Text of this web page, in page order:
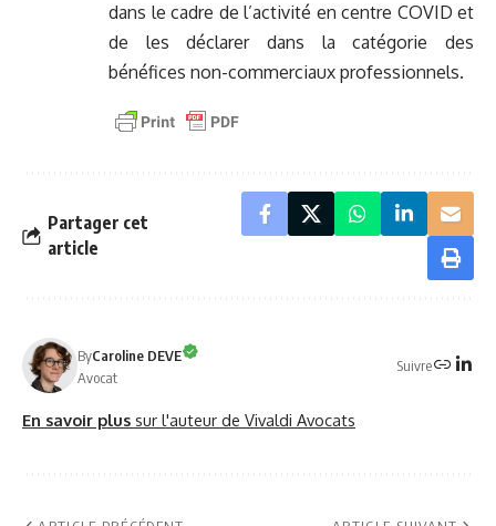
dans le cadre de l’activité en centre COVID et
de les déclarer dans la catégorie des
bénéfices non-commerciaux professionnels.
Partager cet
article
ByCaroline DEVE
Avocat
Suivre
En savoir plus sur l'auteur de Vivaldi Avocats